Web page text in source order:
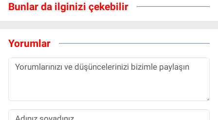
Bunlar da ilginizi çekebilir
Yorumlar